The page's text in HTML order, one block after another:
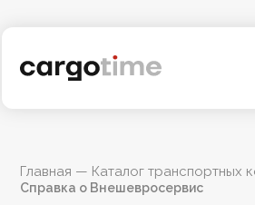
Главная — Каталог транспортных
Справка о Внешевросервис